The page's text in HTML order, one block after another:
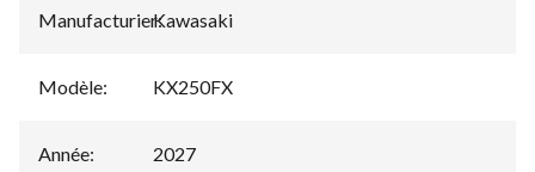
Manufacturier:
Kawasaki
Modèle: KX250FX
Année: 2027